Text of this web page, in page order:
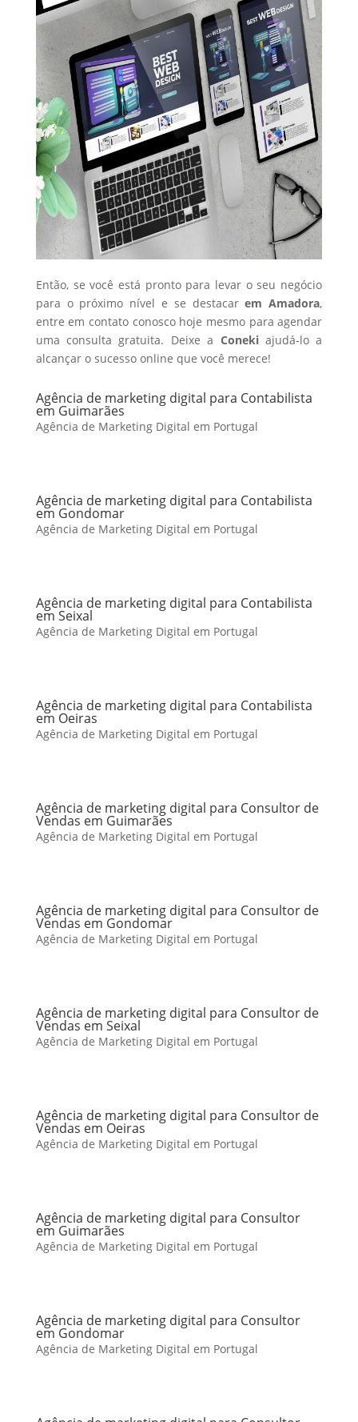
Então, se você está pronto para levar o seu negócio
para o próximo nível e se destacarem Amadora,
entre em contato conosco hoje mesmo para agendar
uma consulta gratuita. Deixe a Conekiajudá-lo a
alcançar o sucesso online que você merece!
Agência de marketing digital para Contabilista
em Guimarães
Agência de Marketing Digital em Portugal
Agência de marketing digital para Contabilista
em Gondomar
Agência de Marketing Digital em Portugal
Agência de marketing digital para Contabilista
em Seixal
Agência de Marketing Digital em Portugal
Agência de marketing digital para Contabilista
em Oeiras
Agência de Marketing Digital em Portugal
Agência de marketing digital para Consultor de
Vendas em Guimarães
Agência de Marketing Digital em Portugal
Agência de marketing digital para Consultor de
Vendas em Gondomar
Agência de Marketing Digital em Portugal
Agência de marketing digital para Consultor de
Vendas em Seixal
Agência de Marketing Digital em Portugal
Agência de marketing digital para Consultor de
Vendas em Oeiras
Agência de Marketing Digital em Portugal
Agência de marketing digital para Consultor
em Guimarães
Agência de Marketing Digital em Portugal
Agência de marketing digital para Consultor
em Gondomar
Agência de Marketing Digital em Portugal